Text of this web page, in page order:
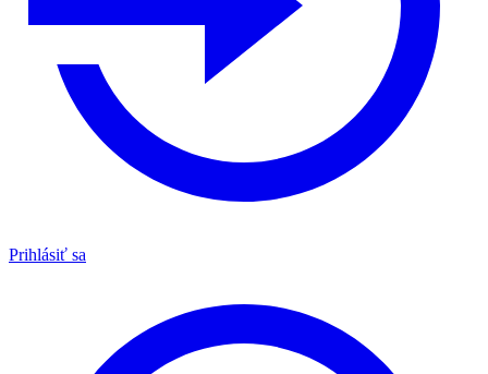
Prihlásiť sa